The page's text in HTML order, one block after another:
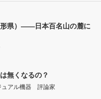
県）――日本百名山の麓に
無くなるの？
ュアル機器 評論家